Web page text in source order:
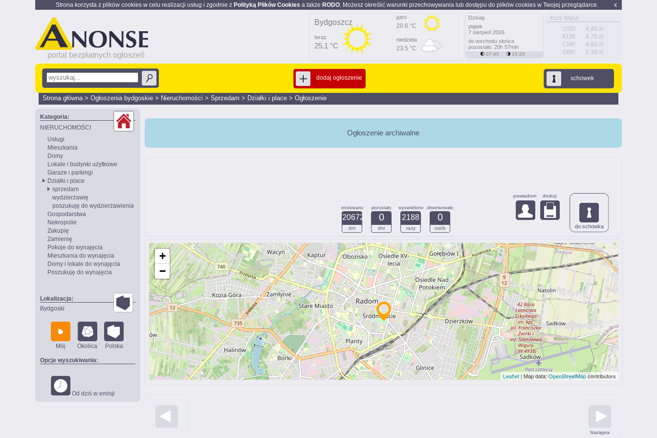
x
Strona korzysta z plików cookies w celu realizacji usług i zgodnie z Polityką Plików Cookies a także RODO. Możesz określić warunki przechowywania lub dostępu do plików cookies w Twojej przeglądarce.
portal bezpłatnych ogłoszeń
Kurs Walut
USD:
4,48 zł
EUR:
4,75 zł
CHF:
4,80 zł
GBP:
5,39 zł
Bydgoszcz
teraz
25.1 °C
jutro
20.6 °C
niedziela
23.5 °C
Dzisiaj:
piątek
7 sierpień 2026
do wschodu słońca
pozostało: 20h 57min
07:45 15:29
schowek
dodaj ogłoszenie
Strona główna> Ogłoszenia bydgoskie > Nieruchomości > Sprzedam > Działki i place > Ogłoszenie
Kategoria:
NIERUCHOMOŚCI
Usługi
Mieszkania
Domy
Lokale i budynki użytkowe
Garaże i parkingi
Działki i place
sprzedam
wydzierżawię
poszukuję do wydzierżawienia
Gospodarstwa
Nekropolie
Zakupię
Zamienię
Pokoje do wynajęcia
Mieszkania do wynajęcia
Domy i lokale do wynajęcia
Poszukuję do wynajęcia
Lokalizacja:
Bydgoski
Mój Okolica Polska
Opcje wyszukiwania:
Od dziś w emisji
Ogłoszenie archiwalne
emitowano
20672
dni
pozostało
0
dni
wyswietlono
2188
razy
obserwowało
0
osób do schowka
powiadom drukuj
+
−
Leaflet | Map data:OpenStreetMapcontributors
Następna